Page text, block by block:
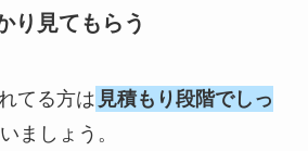
り見てもらう
てる方は 見積もり段階でしっ
ましょう。